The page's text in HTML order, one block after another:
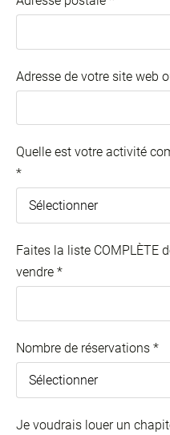
Adresse de votre site web
Quelle est votre activité
*
Faites la liste COMPLÈTE
vendre *
Nombre de réservations *
Je voudrais louer un